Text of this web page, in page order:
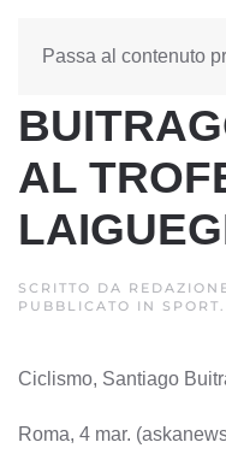
Passa al contenuto
AL
SCRITTO DA
PUBBLICATO IN SPORT.
Ciclismo, Santiago
Roma, 4 mar.